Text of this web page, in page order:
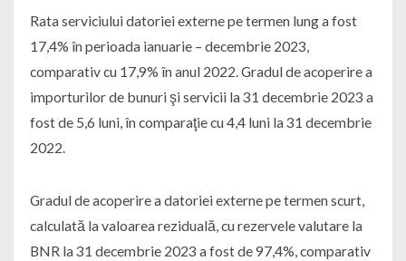
Rata serviciului datoriei externe pe termen lung a fost
17,4% în perioada ianuarie – decembrie 2023,
comparativ cu 17,9% în anul 2022. Gradul de acoperire a
importurilor de bunuri şi servicii la 31 decembrie 2023 a
fost de 5,6 luni, în comparaţie cu 4,4 luni la 31 decembrie
2022.
Gradul de acoperire a datoriei externe pe termen scurt,
calculată la valoarea reziduală, cu rezervele valutare la
BNR la 31 decembrie 2023 a fost de 97,4%, comparativ